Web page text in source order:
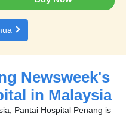
Newsweek's
in Malaysia
Pantai Hospital Penang is